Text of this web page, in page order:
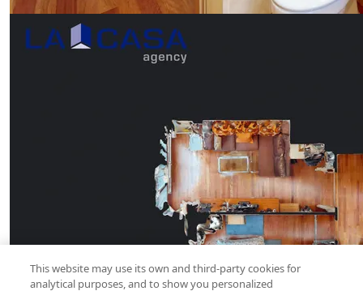
This website may use its own and third-party cookies for
analytical purposes, and to show you personalized